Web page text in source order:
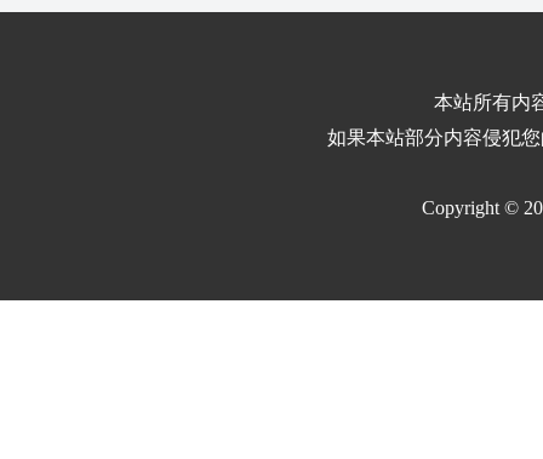
本站所有内
如果本站部分内容侵犯
Copyright ©